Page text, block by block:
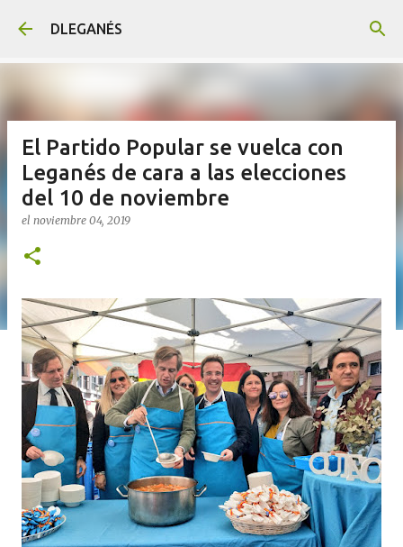
DLEGANÉS
El Partido Popular se vuelca con
Leganés de cara a las elecciones
del 10 de noviembre
el noviembre 04, 2019